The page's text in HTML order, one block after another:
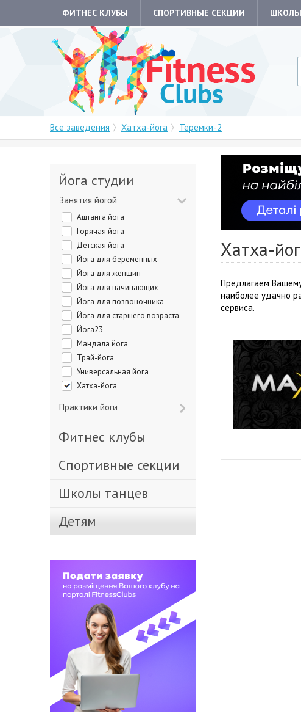
ФИТНЕС КЛУБЫ СПОРТИВНЫЕ СЕКЦИИ
Все заведения Хатха-йога Теремки-2
Хатха-
Предлагаем
наиболее удачно
сервиса.
Йога студии
Занятия йогой
Аштанга йога
Горячая йога
Детская йога
Йога для беременных
Йога для женщин
Йога для начинающих
Йога для позвоночника
Йога для старшего возраста
Йога23
Мандала йога
Трай-йога
Универсальная йога
Хатха-йога
Практики йоги
Фитнес клубы
Спортивные секции
Школы танцев
Детям